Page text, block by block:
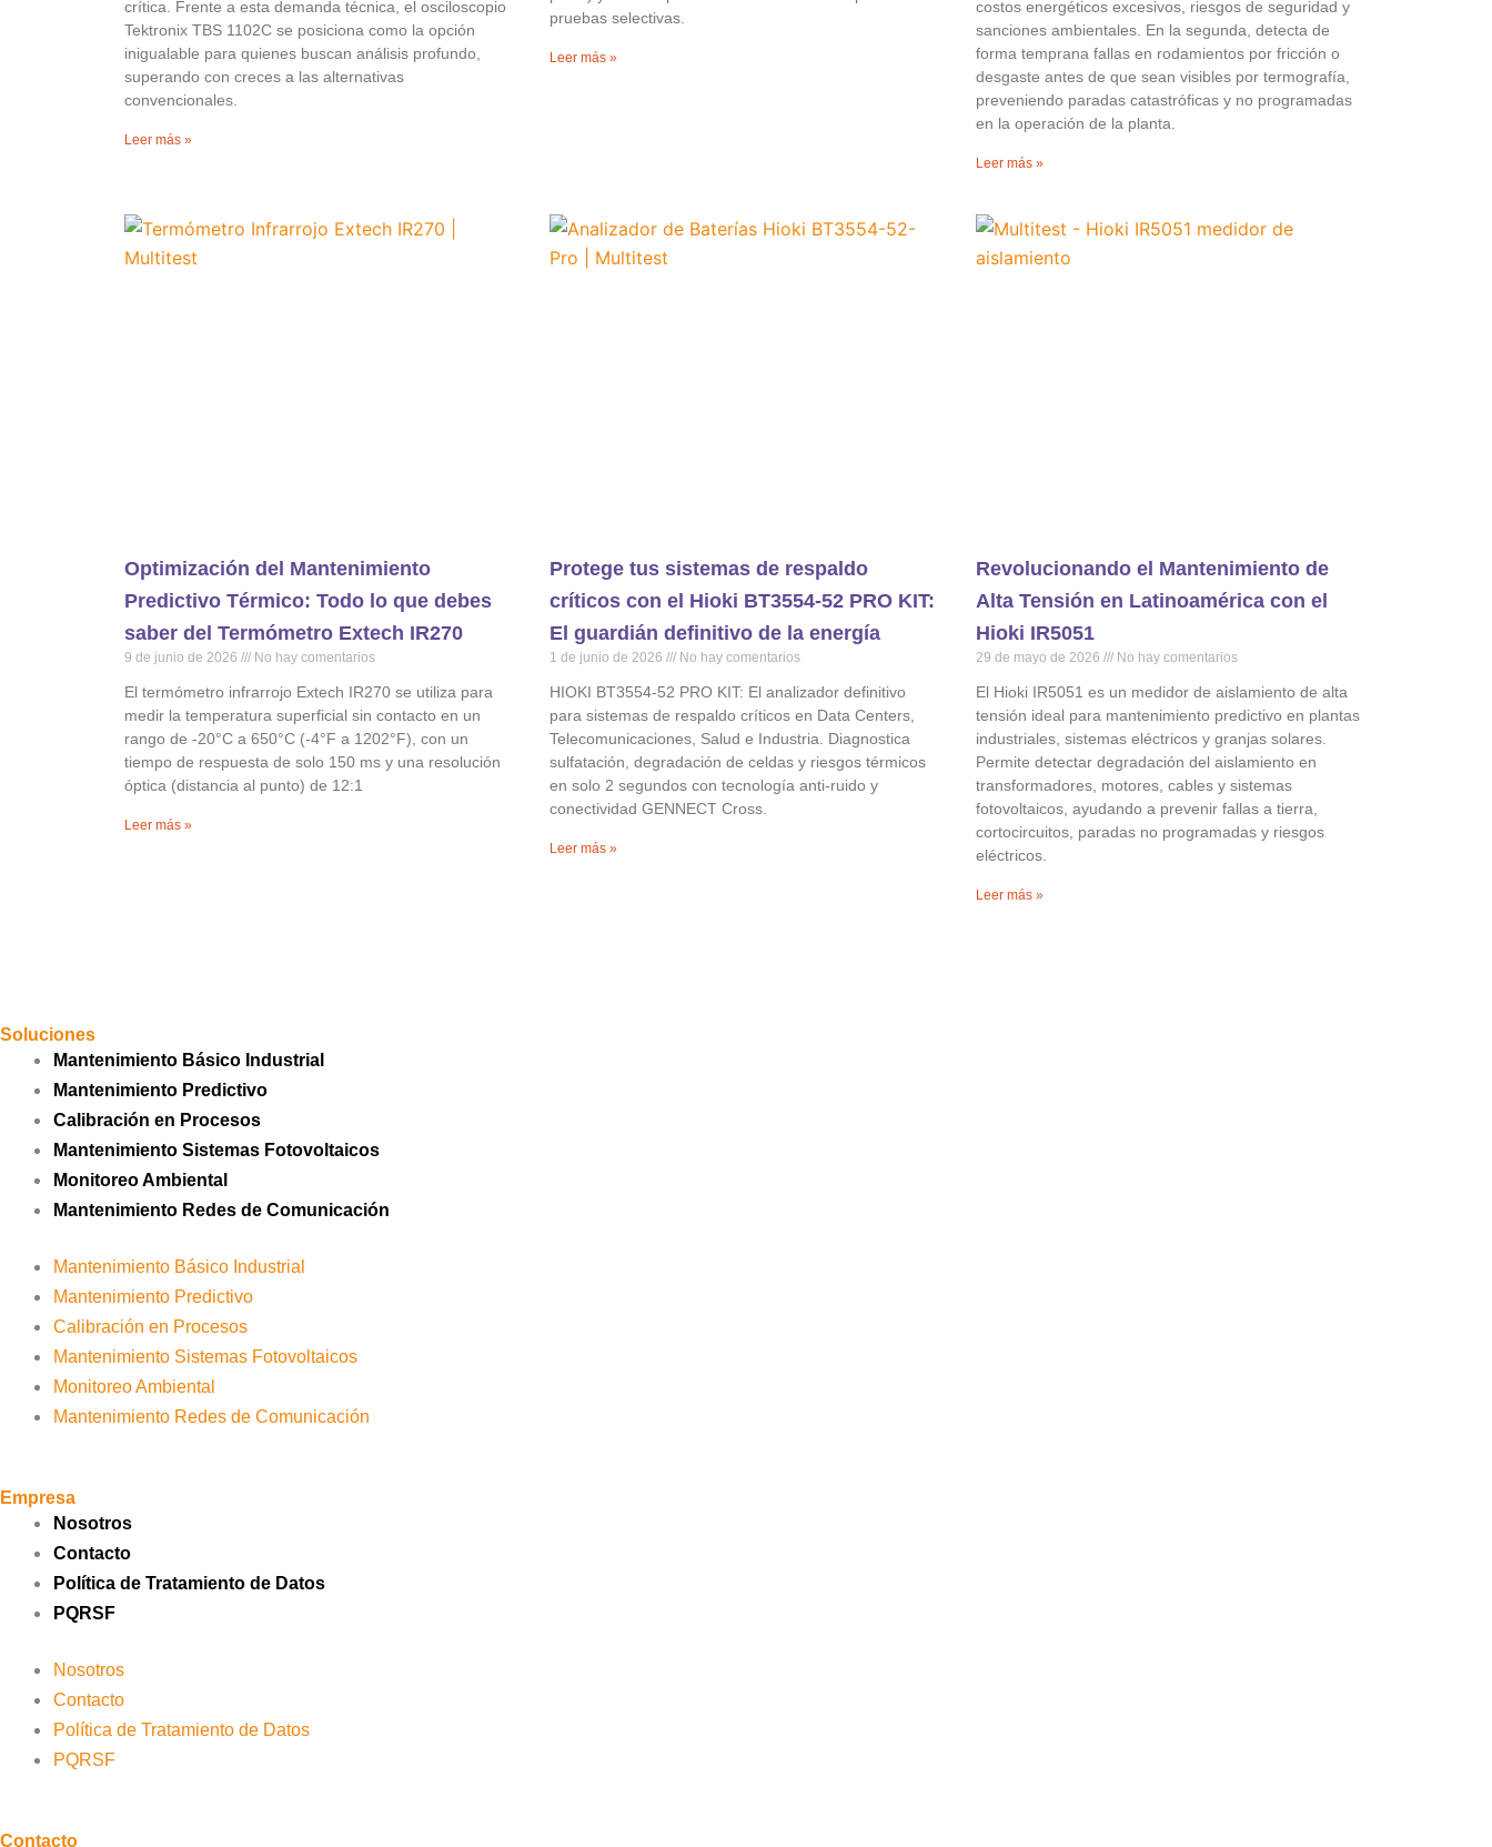
crítica. Frente a esta demanda técnica, el osciloscopio
Tektronix TBS 1102C se posiciona como la opción
inigualable para quienes buscan análisis profundo,
superando con creces a las alternativas
convencionales.
Leer más »
pruebas selectivas.
Leer más »
costos energéticos excesivos, riesgos de seguridad y
sanciones ambientales. En la segunda, detecta de
forma temprana fallas en rodamientos por fricción o
desgaste antes de que sean visibles por termografía,
preveniendo paradas catastróficas y no programadas
en la operación de la planta.
Leer más »
Optimización del Mantenimiento
Predictivo Térmico: Todo lo que debes
saber del Termómetro Extech IR270
9 de junio de 2026 No hay comentarios
El termómetro infrarrojo Extech IR270 se utiliza para
medir la temperatura superficial sin contacto en un
rango de -20°C a 650°C (-4°F a 1202°F), con un
tiempo de respuesta de solo 150 ms y una resolución
óptica (distancia al punto) de 12:1
Leer más »
Protege tus sistemas de respaldo
críticos con el Hioki BT3554-52 PRO KIT:
El guardián definitivo de la energía
1 de junio de 2026 No hay comentarios
HIOKI BT3554-52 PRO KIT: El analizador definitivo
para sistemas de respaldo críticos en Data Centers,
Telecomunicaciones, Salud e Industria. Diagnostica
sulfatación, degradación de celdas y riesgos térmicos
en solo 2 segundos con tecnología anti-ruido y
conectividad GENNECT Cross.
Leer más »
Revolucionando el Mantenimiento de
Alta Tensión en Latinoamérica con el
Hioki IR5051
29 de mayo de 2026 No hay comentarios
El Hioki IR5051 es un medidor de aislamiento de alta
tensión ideal para mantenimiento predictivo en plantas
industriales, sistemas eléctricos y granjas solares.
Permite detectar degradación del aislamiento en
transformadores, motores, cables y sistemas
fotovoltaicos, ayudando a prevenir fallas a tierra,
cortocircuitos, paradas no programadas y riesgos
eléctricos.
Leer más »
Soluciones
Mantenimiento Básico Industrial
Mantenimiento Predictivo
Calibración en Procesos
Mantenimiento Sistemas Fotovoltaicos
Monitoreo Ambiental
Mantenimiento Redes de Comunicación
Mantenimiento Básico Industrial
Mantenimiento Predictivo
Calibración en Procesos
Mantenimiento Sistemas Fotovoltaicos
Monitoreo Ambiental
Mantenimiento Redes de Comunicación
Empresa
Nosotros
Contacto
Política de Tratamiento de Datos
PQRSF
Nosotros
Contacto
Política de Tratamiento de Datos
PQRSF
Contacto